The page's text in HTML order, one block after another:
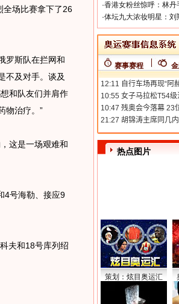
全场比赛拿下了26
罗斯队在拦网和
不及对手。谈及
和队友们并肩作
物治疗。”
这是一场艰难和
号海勒、接应9
夫和18号库列绍
·香港女粉丝惊呼：林
·体坛九大浓妆明星：
赛事赛程
热点图片
策划：炫目奥运汇